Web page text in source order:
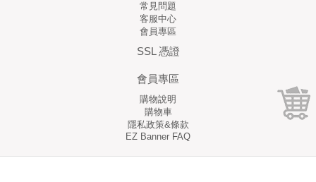
常見問題
客服中心
會員專區
SSL 憑證
會員專區
購物說明
購物車
隱私政策&條款
EZ Banner FAQ